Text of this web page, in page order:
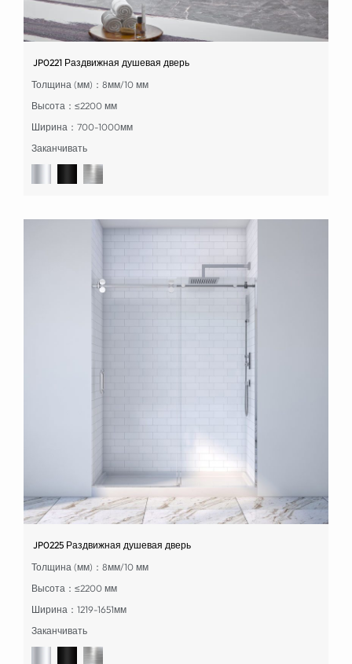
JP0221 Раздвижная душевая дверь
Толщина (мм)：8мм/10 мм
Высота：≤2200 мм
Ширина：700-1000мм
Заканчивать
JP0225 Раздвижная душевая дверь
Толщина (мм)：8мм/10 мм
Высота：≤2200 мм
Ширина：1219-1651мм
Заканчивать